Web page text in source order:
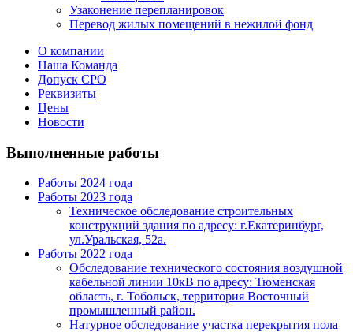
Узаконение перепланировок
Перевод жилых помещений в нежилой фонд
О компании
Наша Команда
Допуск СРО
Реквизиты
Цены
Новости
Выполненные работы
Работы 2024 года
Работы 2023 года
Техническое обследование строительных
конструкций здания по адресу: г.Екатеринбург,
ул.Уральская, 52а.
Работы 2022 года
Обследование технического состояния воздушной
кабельной линии 10кВ по адресу: Тюменская
область, г. Тобольск, территория Восточный
промышленный район.
Натурное обследование участка перекрытия пола